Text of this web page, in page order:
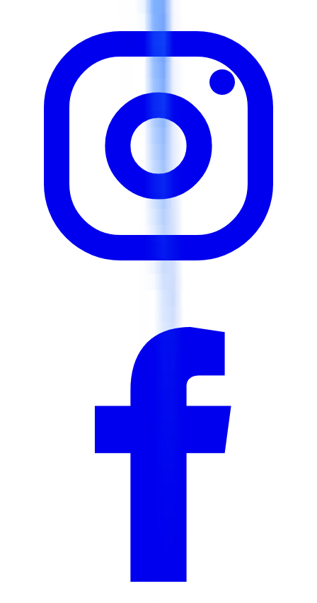
d'amélioration. Mettre en place des contrôles de
processus durables et surveiller les performances au fil
du temps.